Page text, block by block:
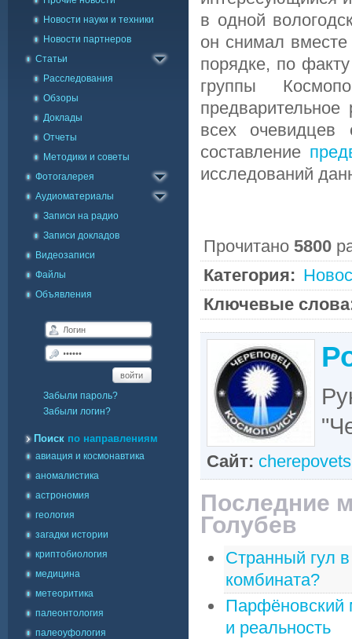
Новости науки и техники
Новости партнеров
Статьи
Расследования
Обзоры
Доклады
Отчеты
Методики и советы
Фотогалерея
Каталог фото
Галерея на карте
Аудиоматериалы
Записи на радио
Записи докладов
Видеозаписи
Файлы
Объявления
войти
Забыли пароль?
Забыли логин?
Поиск по направлениям
авиация и космонавтика
аномалистика
астрономия
геология
загадки истории
криптобиология
медицина
метеоритика
палеонтология
палеоуфология
в одной
он снимал
порядке, по
группы
всех очевидцев
составление
исследований
Прочитано 5800
Категория:
Ключевые
Сайт:
Последние
Голубев
Странный гул
комбината?
Парфёновский
и реальность